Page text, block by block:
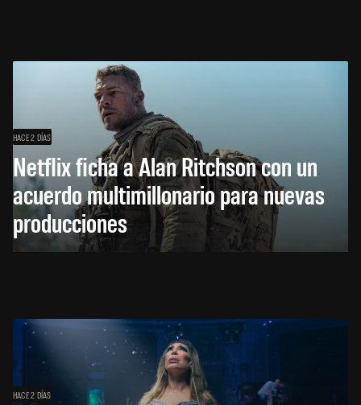
HACE 2 DÍAS
Netflix ficha a Alan Ritchson con un
acuerdo multimillonario para nuevas
producciones
HACE 2 DÍAS